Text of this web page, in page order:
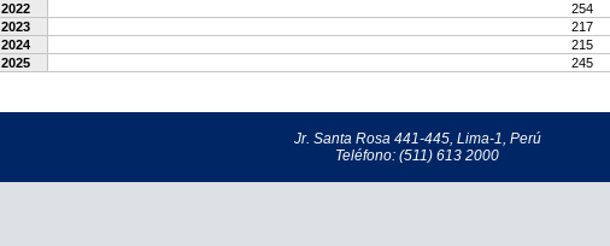
2022
254
2023
217
2024
215
2025
245
Jr. Santa Rosa 441-445, Lima-1, Perú
Teléfono: (511) 613 2000